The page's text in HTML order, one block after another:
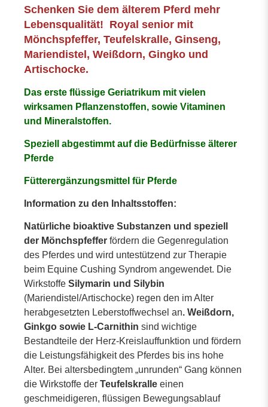
Schenken Sie dem älterem Pferd mehr
Lebensqualität! Royal senior mit
Mönchspfeffer, Teufelskralle, Ginseng,
Mariendistel, Weißdorn, Gingko und
Artischocke.
Das erste flüssige Geriatrikum mit vielen
wirksamen Pflanzenstoffen, sowie Vitaminen
und Mineralstoffen.
Speziell abgestimmt auf die Bedürfnisse älterer
Pferde
Fütterergänzungsmittel für Pferde
Information zu den Inhaltsstoffen:
Natürliche bioaktive Substanzen und speziell
der Mönchspfeffer fördern die Gegenregulation
des Pferdes und wird untestützend zur Therapie
beim Equine Cushing Syndrom angewendet. Die
Wirkstoffe Silymarin und Silybin
(Mariendistel/Artischocke) regen den im Alter
herabgesetzten Leberstoffwechsel an. Weißdorn,
Ginkgo sowie L-Carnithin sind wichtige
Bestandteile der Herz-Kreislauffunktion und fördern
die Leistungsfähigkeit des Pferdes bis ins hohe
Alter. Bei altersbedingtem „unrunden“ Gang können
die Wirkstoffe der Teufelskralle einen
geschmeidigeren, flüssigen Bewegungsablauf